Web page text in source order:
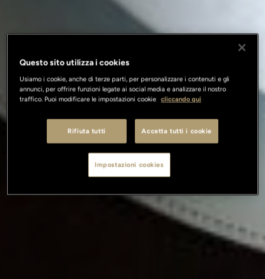
Questo sito utilizza i cookies
Usiamo i cookie, anche di terze parti, per personalizzare i contenuti e gli
annunci, per offrire funzioni legate ai social media e analizzare il nostro
traffico. Puoi modificare le impostazioni cookie cliccando qui
Rifiuta tutti Accetta tutti i cookie
Impostazioni cookies